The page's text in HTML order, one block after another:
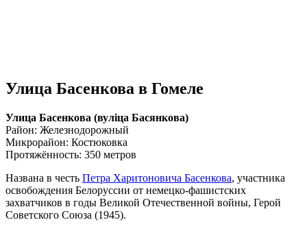
Улица Басенкова в Гомеле
Улица Басенкова (вулiца Басянкова)
Район: Железнодорожный
Микрорайон: Костюковка
Протяжённость: 350 метров
Названа в честь Петра Харитоновича Басенкова, участника
освобождения Белоруссии от немецко-фашистских
захватчиков в годы Великой Отечественной войны, Герой
Советского Союза (1945).